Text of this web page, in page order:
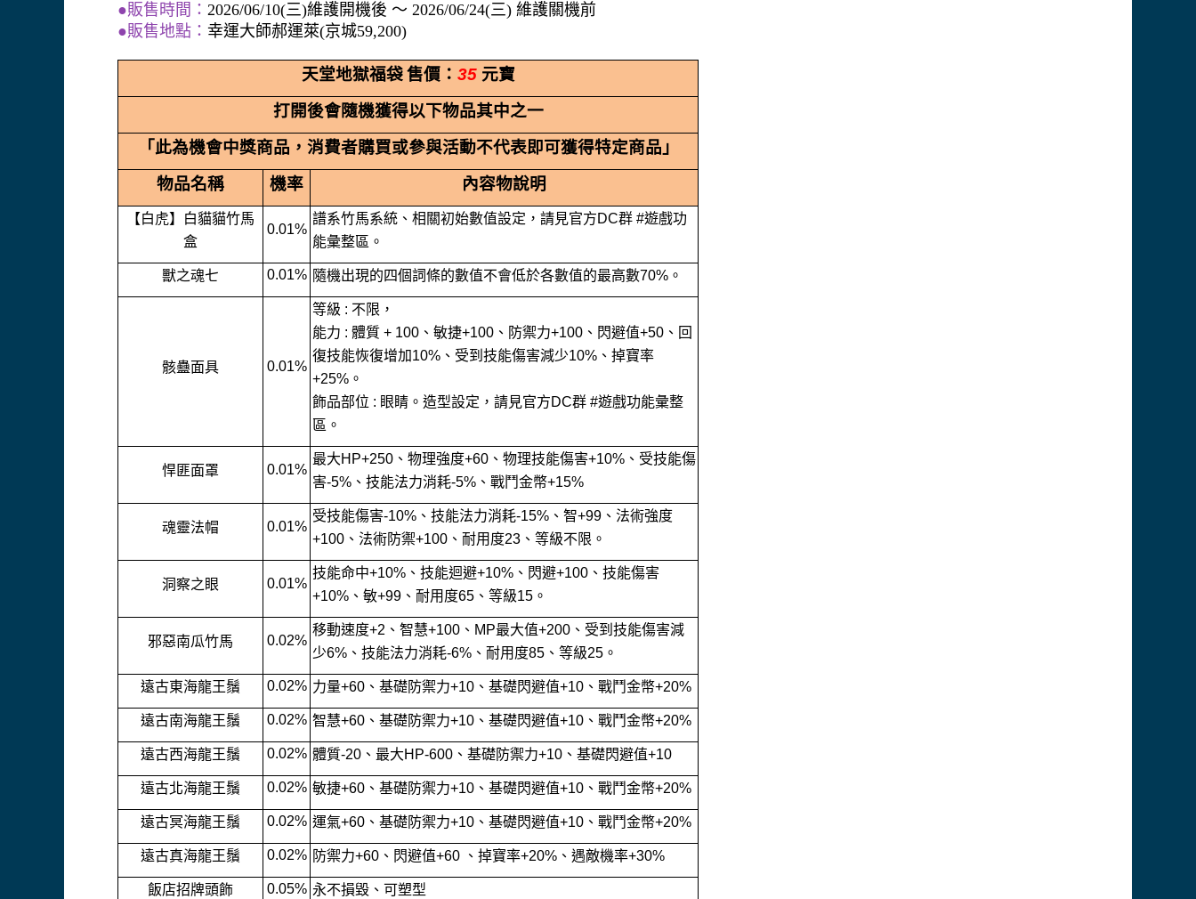
●販售時間： 2026/06/10(三)維護開機後 ～ 2026/06/24(三) 維護關機前
●販售地點： 幸運大師郝運萊(京城59,200)
天堂地獄福袋 售價： 35 元寶
打開後會隨機獲得以下物品其中之一
「此為機會中獎商品，消費者購買或參與活動不代表即可獲得特定商品」
物品名稱
機率 內容物說明
【白虎】白貓貓竹馬
盒
0.01%
譜系竹馬系統、相關初始數值設定，請見官方DC群 #遊戲功
能彙整區。
獸之魂七 0.01% 隨機出現的四個詞條的數值不會低於各數值的最高數70%。
骸蠱面具 0.01%
等級 : 不限，
能力 : 體質 + 100、敏捷+100、防禦力+100、閃避值+50、回
復技能恢復增加10%、受到技能傷害減少10%、掉寶率
+25%。
飾品部位 : 眼睛。造型設定，請見官方DC群 #遊戲功能彙整
區。
悍匪面罩 0.01%
最大HP+250、物理強度+60、物理技能傷害+10%、受技能傷
害-5%、技能法力消耗-5%、戰鬥金幣+15%
魂靈法帽 0.01%
受技能傷害-10%、技能法力消耗-15%、智+99、法術強度
+100、法術防禦+100、耐用度23、等級不限。
洞察之眼 0.01%
技能命中+10%、技能迴避+10%、閃避+100、技能傷害
+10%、敏+99、耐用度65、等級15。
邪惡南瓜竹馬 0.02%
移動速度+2、智慧+100、MP最大值+200、受到技能傷害減
少6%、技能法力消耗-6%、耐用度85、等級25。
遠古東海龍王鬚 0.02% 力量+60、基礎防禦力+10、基礎閃避值+10、戰鬥金幣+20%
遠古南海龍王鬚 0.02% 智慧+60、基礎防禦力+10、基礎閃避值+10、戰鬥金幣+20%
遠古西海龍王鬚 0.02% 體質-20、最大HP-600、基礎防禦力+10、基礎閃避值+10
遠古北海龍王鬚 0.02% 敏捷+60、基礎防禦力+10、基礎閃避值+10、戰鬥金幣+20%
遠古冥海龍王鬚 0.02% 運氣+60、基礎防禦力+10、基礎閃避值+10、戰鬥金幣+20%
遠古真海龍王鬚 0.02% 防禦力+60、閃避值+60 、掉寶率+20%、遇敵機率+30%
飯店招牌頭飾 0.05% 永不損毀、可塑型